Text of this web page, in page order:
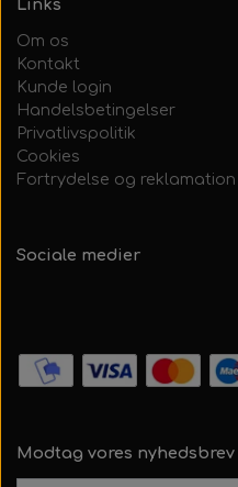
Links
Om os
Kontakt
Kunde login
Handelsbetingelser
Privatlivspolitik
Cookies
Fortrydelse og reklamation
Sociale medier
Modtag vores